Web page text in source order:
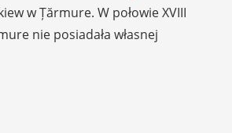
w Țărmure. W połowie XVIII
nie posiadała własnej